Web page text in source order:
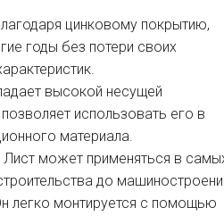
цинковому покрытию,
годы без потери своих
высокой несущей
использовать его в
материала.
Лист может применяться в
до
легко монтируется с помощью